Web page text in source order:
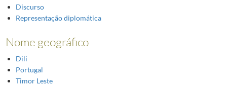
Discurso
Representação diplomática
Nome geográfico
Dili
Portugal
Timor Leste